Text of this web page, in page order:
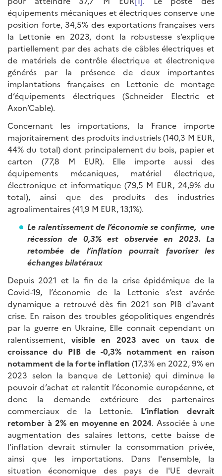
équipements mécaniques et électriques conserve une
position forte, 34,5% des exportations françaises vers
la Lettonie en 2023, dont la robustesse s’explique
partiellement par des achats de câbles électriques et
de matériels de contrôle électrique et électronique
générés par la présence de deux importantes
implantations françaises en Lettonie de montage
d’équipements électriques (Schneider Electric et
Axon’Cable).
Concernant les importations, la France importe
majoritairement des produits industriels (140,3 M EUR,
44% du total) dont principalement du bois, papier et
carton (77,8 M EUR). Elle importe aussi des
équipements mécaniques, matériel électrique,
électronique et informatique (79,5 M EUR, 24,9% du
total), ainsi que des produits des industries
agroalimentaires (41,9 M EUR, 13,1%).
Le ralentissement de l’économie se confirme, une
récession de 0,3% est observée en 2023. La
retombée de l’inflation pourrait favoriser les
échanges bilatéraux
Depuis 2021 et la fin de la crise épidémique de la
Covid-19, l’économie de la Lettonie s’est avérée
dynamique a retrouvé dès fin 2021 son PIB d’avant
crise. En raison des troubles géopolitiques engendrés
par la guerre en Ukraine, Elle connait cependant un
ralentissement, visible en 2023 avec un taux de
croissance du PIB de -0,3% notamment en raison
notamment de la forte inflation (17,3% en 2022, 9% en
2023 selon la banque de Lettonie) qui diminue le
pouvoir d’achat et ralentit l’économie européenne, et
donc la demande extérieure des partenaires
commerciaux de la Lettonie. L’inflation devrait
retomber à 2% en moyenne en 2024. Associée à une
augmentation des salaires lettons, cette baisse de
l'inflation devrait stimuler la consommation privée,
ainsi que les importations. Dans l'ensemble, la
situation économique des pays de l'UE devrait